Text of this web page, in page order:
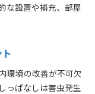
な設置や補充、部屋
環境の改善が不可欠
っぱなしは害虫発生